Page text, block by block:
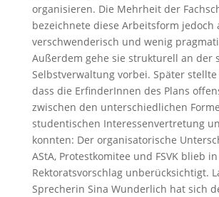
organisieren. Die Mehrheit der
bezeichnete diese Arbeitsform jedoch
verschwenderisch und wenig
Außerdem gehe sie strukturell an der
Selbstverwaltung vorbei. Später
dass die ErfinderInnen des Plans
zwischen den unterschiedlichen
studentischen Interessenvertretung
konnten: Der organisatorische
AStA, Protestkomitee und FSVK blieb
Rektoratsvorschlag unberücksichtigt.
Sprecherin Sina Wunderlich hat sich